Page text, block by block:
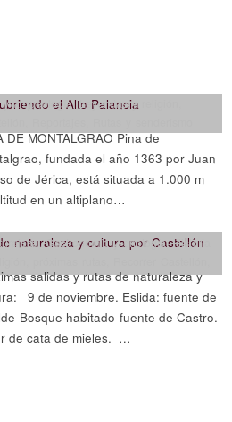
y arqueología,Leyendas y religión
DE MONTALGRAO Pina de
fundada el año 1363 por Juan
de Jérica, está situada a 1.000 m
en un altiplano…
,Gastronomía y enología,Historia
salidas y rutas de naturaleza y
9 de noviembre. Eslida: fuente de
Bosque habitado-fuente de Castro.
de cata de mieles. …